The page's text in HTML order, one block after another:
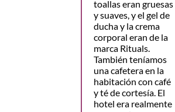
toallas eran gruesas
y suaves, y el gel de
ducha y la crema
corporal eran de la
marca Rituals.
También teníamos
una cafetera en la
habitación con café
y té de cortesía. El
hotel era realmente